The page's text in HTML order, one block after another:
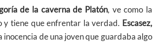
de la caverna de Platón, ve como la
y tiene que enfrentar la verdad. Escasez,
de una joven que guardaba algo